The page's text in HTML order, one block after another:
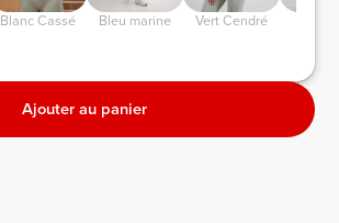
Blanc Cassé Bleu marine Vert Cendré
Ajouter au panier